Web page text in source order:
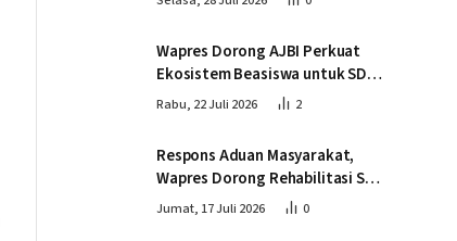
Wapres Dorong AJBI Perkuat
Ekosistem Beasiswa untuk SDM
Unggul Indonesia Timur
Rabu, 22 Juli 2026 2
Respons Aduan Masyarakat,
Wapres Dorong Rehabilitasi SDN
016 Serusa Rokan Hilir
Jumat, 17 Juli 2026 0